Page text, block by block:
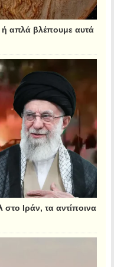
ή απλά βλέπουμε αυτά
Ιράν, τα αντίποινα